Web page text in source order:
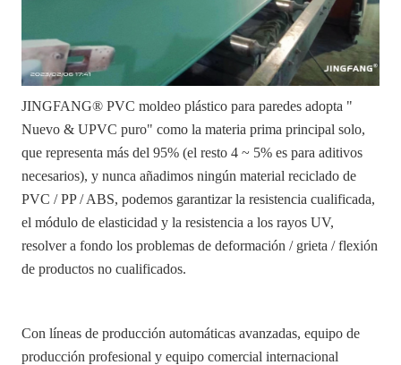
JINGFANG® PVC moldeo plástico para paredes adopta "
Nuevo & UPVC puro" como la materia prima principal solo,
que representa más del 95% (el resto 4 ~ 5% es para aditivos
necesarios), y nunca añadimos ningún material reciclado de
PVC / PP / ABS, podemos garantizar la resistencia cualificada,
el módulo de elasticidad y la resistencia a los rayos UV,
resolver a fondo los problemas de deformación / grieta / flexión
de productos no cualificados.
Con líneas de producción automáticas avanzadas, equipo de
producción profesional y equipo comercial internacional